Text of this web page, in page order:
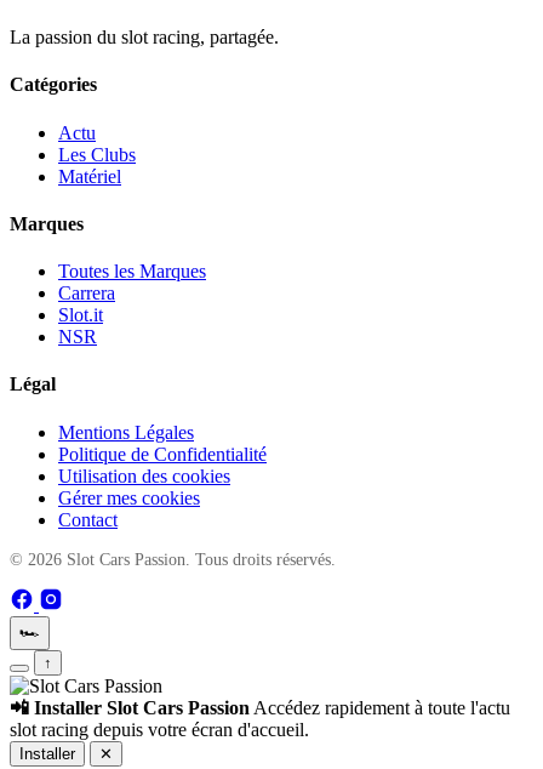
La passion du slot racing, partagée.
Catégories
Actu
Les Clubs
Matériel
Marques
Toutes les Marques
Carrera
Slot.it
NSR
Légal
Mentions Légales
Politique de Confidentialité
Utilisation des cookies
Gérer mes cookies
Contact
© 2026 Slot Cars Passion. Tous droits réservés.
🏎️
↑
📲 Installer Slot Cars Passion Accédez rapidement à toute l'actu
slot racing depuis votre écran d'accueil.
Installer ✕